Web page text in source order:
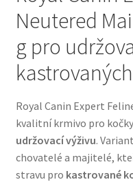
Brit pro psy
Granule pro psy
Natural Trainer
přírodními
Neutered
g pro
Royal Canin Expert
kvalitní krmivo pro
udržovací výživu.
chovatelé a majitelé,
stravu pro kastrované